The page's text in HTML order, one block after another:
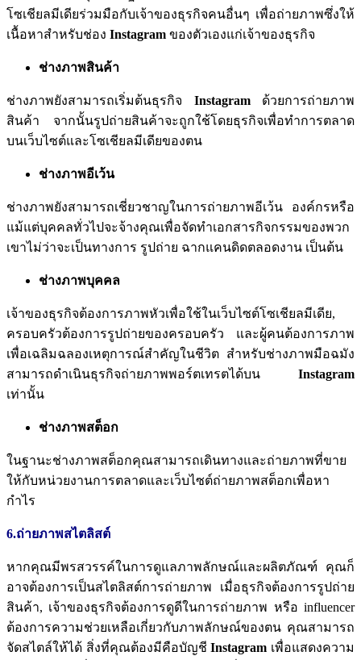
โซเชียลมีเดียร่วมมือกับเจ้าของธุรกิจคนอื่นๆ เพื่อถ่ายภาพซึ่งให้
เนื้อหาสำหรับช่อง Instagram ของตัวเองแก่เจ้าของธุรกิจ
ช่างภาพสินค้า
ช่างภาพยังสามารถเริ่มต้นธุรกิจ Instagram ด้วยการถ่ายภาพ
สินค้า
จากนั้นรูปถ่ายสินค้าจะถูกใช้โดยธุรกิจเพื่อทำการตลาด
บนเว็บไซต์และโซเชียลมีเดียของตน
ช่างภาพอีเว้น
ช่างภาพยังสามารถเชี่ยวชาญในการถ่ายภาพอีเว้น
องค์กรหรือ
แม้แต่บุคคลทั่วไปจะจ้างคุณเพื่อจัดทำเอกสารกิจกรรมของพวก
เขาไม่ว่าจะเป็นทางการ รูปถ่าย ฉากแคนดิดตลอดงาน เป็นต้น
ช่างภาพบุคคล
เจ้าของธุรกิจต้องการภาพหัวเพื่อใช้ในเว็บไซต์โซเชียลมีเดีย,
ครอบครัวต้องการรูปถ่ายของครอบครัว
และผู้คนต้องการภาพ
เพื่อเฉลิมฉลองเหตุการณ์สำคัญในชีวิต สำหรับช่างภาพมือฉมัง
สามารถดำเนินธุรกิจถ่ายภาพพอร์ตเทรตได้บน Instagram
เท่านั้น
ช่างภาพสต็อก
ในฐานะช่างภาพสต็อกคุณสามารถเดินทางและถ่ายภาพที่ขาย
ให้กับหน่วยงานการตลาดและเว็บไซต์ถ่ายภาพสต็อกเพื่อหา
กำไร
6.ถ่ายภาพสไตลิสต์
หากคุณมีพรสวรรค์ในการดูแลภาพลักษณ์และผลิตภัณฑ์
คุณก็
อาจต้องการเป็นสไตลิสต์การถ่ายภาพ
เมื่อธุรกิจต้องการรูปถ่าย
สินค้า, เจ้าของธุรกิจต้องการดูดีในการถ่ายภาพ หรือ influencer
ต้องการความช่วยเหลือเกี่ยวกับภาพลักษณ์ของตน คุณสามารถ
จัดสไตล์ให้ได้ สิ่งที่คุณต้องมีคือบัญชี Instagram เพื่อแสดงความ